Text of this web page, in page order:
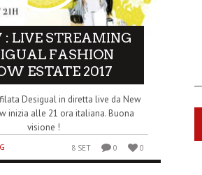
LIVE STREAMING
FASHION
ESTATE 2017
Desigual in diretta live da New
inizia alle 21 ora italiana. Buona
visione !
8 SET 0 0